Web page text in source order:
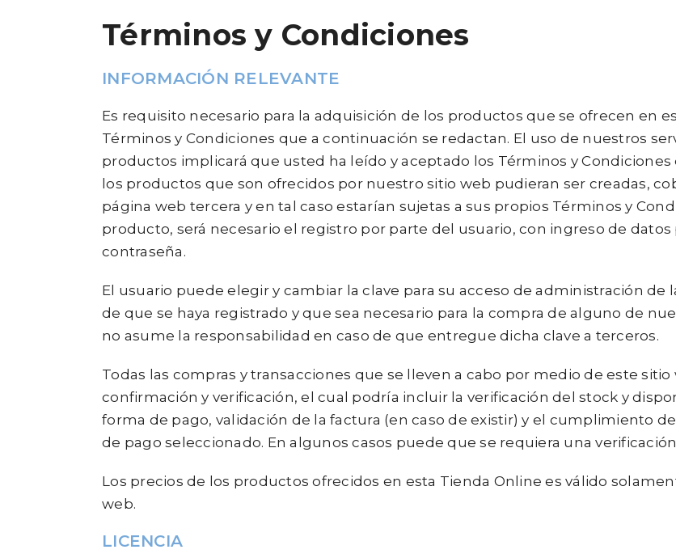
Términos y Condiciones
INFORMACIÓN RELEVANTE
Es requisito necesario para la adquisición de los productos que se ofrecen en
Términos y Condiciones que a continuación se redactan. El uso de nuestros
productos implicará que usted ha leído y aceptado los Términos y
los productos que son ofrecidos por nuestro sitio web pudieran ser creadas,
página web tercera y en tal caso estarían sujetas a sus propios Términos y
producto, será necesario el registro por parte del usuario, con ingreso de
contraseña.
El usuario puede elegir y cambiar la clave para su acceso de administración
de que se haya registrado y que sea necesario para la compra de alguno de
no asume la responsabilidad en caso de que entregue dicha clave a terceros.
Todas las compras y transacciones que se lleven a cabo por medio de este
confirmación y verificación, el cual podría incluir la verificación del stock y
forma de pago, validación de la factura (en caso de existir) y el cumplimiento
de pago seleccionado. En algunos casos puede que se requiera una
Los precios de los productos ofrecidos en esta Tienda Online es válido
web.
LICENCIA